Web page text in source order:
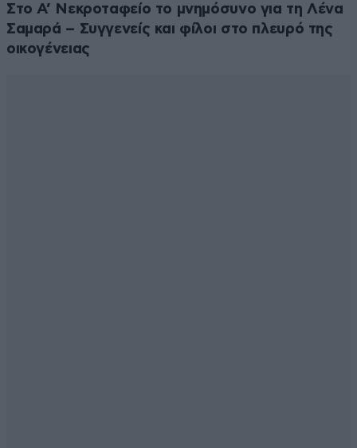
Στο Α’ Νεκροταφείο το μνημόσυνο για τη Λένα
Σαμαρά – Συγγενείς και φίλοι στο πλευρό της
οικογένειας